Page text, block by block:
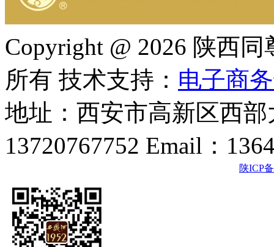
Copyright @ 2026 陕西
所有 技术支持： 电子商
地址：西安市高新区西
13720767752 Email：
陕ICP